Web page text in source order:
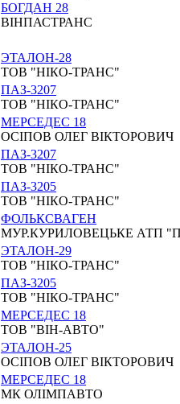
БОГДАН 28
ВІНПАСТРАНС
ЭТАЛОН-28
ТОВ "НІКО-ТРАНС"
ПАЗ-3207
ТОВ "НІКО-ТРАНС"
МЕРСЕДЕС 18
ОСІПОВ ОЛЕГ ВІКТОРОВИЧ
ПАЗ-3207
ТОВ "НІКО-ТРАНС"
ПАЗ-3205
ТОВ "НІКО-ТРАНС"
ФОЛЬКСВАГЕН
МУР.КУРИЛОВЕЦЬКЕ АТП
ЭТАЛОН-29
ТОВ "НІКО-ТРАНС"
ПАЗ-3205
ТОВ "НІКО-ТРАНС"
МЕРСЕДЕС 18
ТОВ "ВІН-АВТО"
ЭТАЛОН-25
ОСІПОВ ОЛЕГ ВІКТОРОВИЧ
МЕРСЕДЕС 18
МК ОЛІМПАВТО